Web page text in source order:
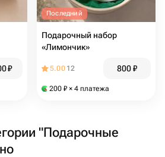
₽
Последний
Подарочный набор
«Лимончик»
5.00 12 800₽
200 ₽ × 4 платежа
"Подарочные